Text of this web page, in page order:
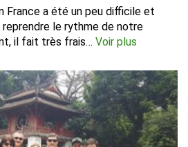
France a été un peu difficile et
reprendre le rythme de notre
il fait très frais… Voir plus